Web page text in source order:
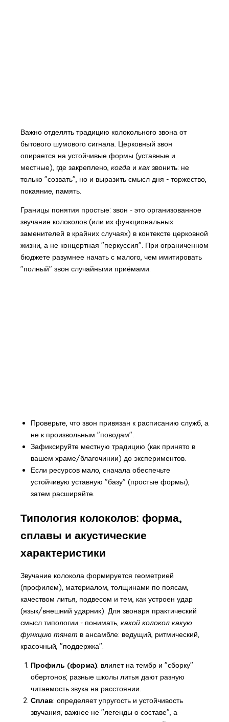
Важно отделять традицию колокольного звона от
бытового шумового сигнала. Церковный звон
опирается на устойчивые формы (уставные и
местные), где закреплено, когдаи какзвонить: не
только "созвать", но и выразить смысл дня - торжество,
покаяние, память.
Границы понятия простые: звон - это организованное
звучание колоколов (или их функциональных
заменителей в крайних случаях) в контексте церковной
жизни, а не концертная "перкуссия". При ограниченном
бюджете разумнее начать с малого, чем имитировать
"полный" звон случайными приёмами.
Проверьте, что звон привязан к расписанию служб, а
не к произвольным "поводам".
Зафиксируйте местную традицию (как принято в
вашем храме/благочинии) до экспериментов.
Если ресурсов мало, сначала обеспечьте
устойчивую уставную "базу" (простые формы),
затем расширяйте.
Типология колоколов: форма,
сплавы и акустические
характеристики
Звучание колокола формируется геометрией
(профилем), материалом, толщинами по поясам,
качеством литья, подвесом и тем, как устроен удар
(язык/внешний ударник). Для звонаря практический
смысл типологии - понимать, какой колокол какую
функцию тянет в ансамбле: ведущий, ритмический,
красочный, "поддержка".
Профиль (форма): влияет на тембр и "сборку"
обертонов; разные школы литья дают разную
читаемость звука на расстоянии.
Сплав: определяет упругость и устойчивость
звучания; важнее не "легенды о составе", а